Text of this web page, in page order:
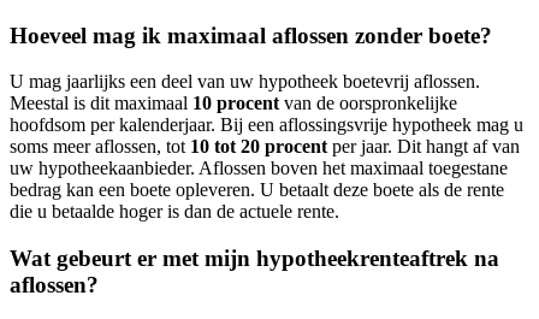
Hoeveel mag ik maximaal aflossen zonder boete?
U mag jaarlijks een deel van uw hypotheek boetevrij aflossen.
Meestal is dit maximaal 10 procent van de oorspronkelijke
hoofdsom per kalenderjaar. Bij een aflossingsvrije hypotheek mag u
soms meer aflossen, tot 10 tot 20 procent per jaar. Dit hangt af van
uw hypotheekaanbieder. Aflossen boven het maximaal toegestane
bedrag kan een boete opleveren. U betaalt deze boete als de rente
die u betaalde hoger is dan de actuele rente.
Wat gebeurt er met mijn hypotheekrenteaftrek na
aflossen?